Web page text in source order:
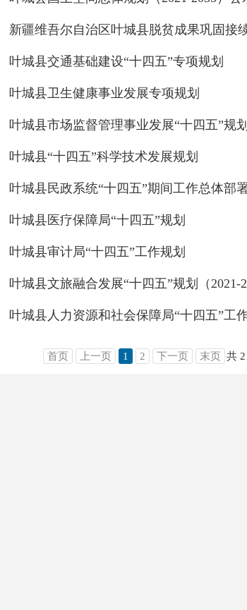
新疆维吾尔自治区叶城县脱贫成果巩固接
叶城县交通基础建设“十四五”专项规划
叶城县卫生健康事业发展专项规划
叶城县市场监督管理事业发展“十四五”规划
叶城县“十四五”科学技术发展规划
叶城县民政系统“十四五”期间工作总体部
叶城县医疗保障局“十四五”规划
叶城县审计局“十四五”工作规划
叶城县文旅融合发展“十四五”规划（2021-
叶城县人力资源和社会保障局“十四五”工
首页 上一页 1 2 下一页 末页 共